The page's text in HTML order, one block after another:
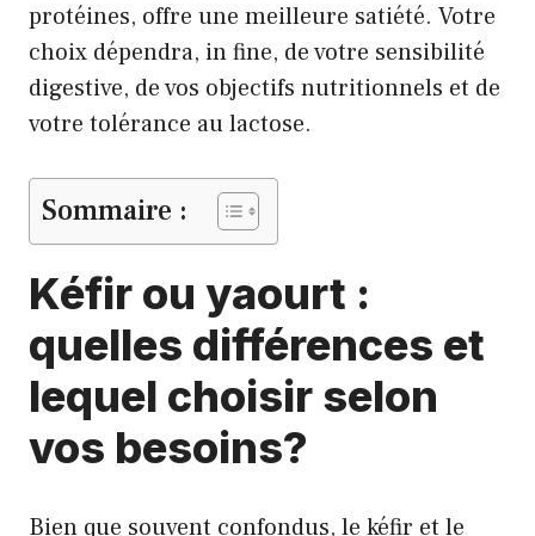
protéines, offre une meilleure satiété. Votre
choix dépendra, in fine, de votre sensibilité
digestive, de vos objectifs nutritionnels et de
votre tolérance au lactose.
Sommaire :
Kéfir ou yaourt :
quelles différences et
lequel choisir selon
vos besoins?
Bien que souvent confondus, le kéfir et le